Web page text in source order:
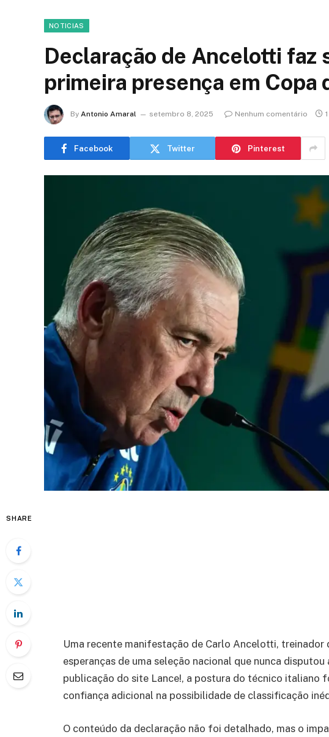
NOTICIAS
Declaração de Ancelotti faz
primeira presença em Copa
By Antonio Amaral setembro 8, 2025 Nenhum comentário
Facebook Twitter Pinterest
SHARE
Uma recente manifestação de Carlo Ancelotti, treinador
esperanças de uma seleção nacional que nunca
publicação do site Lance!, a postura do técnico italiano
confiança adicional na possibilidade de classificação
O conteúdo da declaração não foi detalhado, mas o